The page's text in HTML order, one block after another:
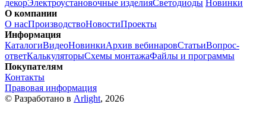
декорЭлектроустановочные изделияСветодиоды Новинки
О компании
О насПроизводствоНовостиПроекты
Информация
КаталогиВидеоНовинкиАрхив вебинаровСтатьиВопрос-
ответКалькуляторыСхемы монтажаФайлы и программы
Покупателям
Контакты
Правовая информация
© Разработано в Arlight, 2026